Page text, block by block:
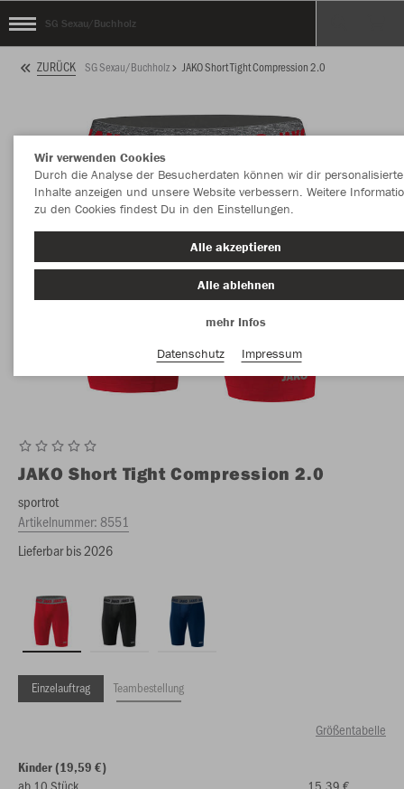
SG Sexau/Buchholz
ZURÜCK SG Sexau/Buchholz JAKO Short Tight Compression 2.0
JAKO Short Tight Compression 2.0
sportrot
Artikelnummer:8551
Lieferbar bis 2026
Einzelauftrag Teambestellung
Größentabelle
Kinder (19,59 €)
ab 10 Stück
15,39 €
Wir verwenden Cookies
Durch die Analyse der Besucherdaten können wir dir personalisierte
Inhalte anzeigen und unsere Website verbessern. Weitere
zu den Cookies findest Du in den Einstellungen.
Alle akzeptieren
Alle ablehnen
mehr Infos
Datenschutz
Impressum